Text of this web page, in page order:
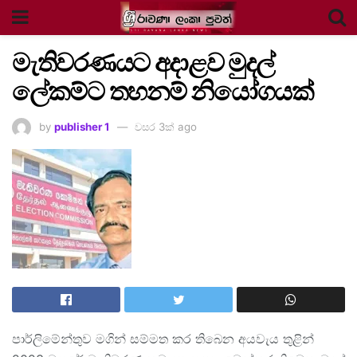
මැතිවරණයට අදාළව මුදල්
ලේකම්ට තහනම් නියෝගයක්
by publisher 1 වසර 3ක් ago
පාර්ලිමේන්තුව මගින් සම්මත කර තිබෙන අයවැය තුළින්